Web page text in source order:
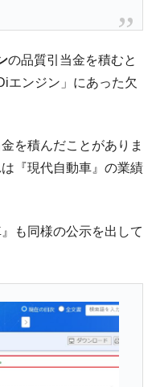
でに18.4GW規模のAIデ
ってば。
株価暴落で200兆蒸
ランドを通報しようキ
！
」⇒ 耐久性「なさす
務員個人をターゲット
問題は合衆国企業に対
･金容範、株価暴落に
の品質引当金を積むと
エンジン」にあった欠
を積んだことがありま
『現代自動車』の業績
も同様の公示を出して